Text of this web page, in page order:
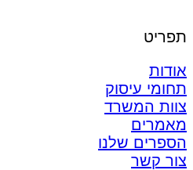
תפריט
אודות
תחומי עיסוק
צוות המשרד
מאמרים
הספרים שלנו
צור קשר